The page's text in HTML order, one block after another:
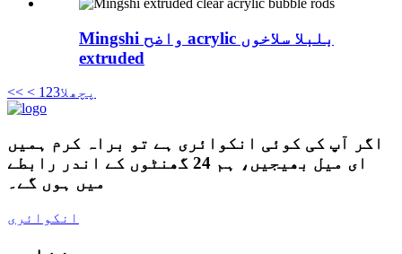
Mingshi واضح acrylic بلبلا سلاخوں
extruded
<< < پچھلا 1 23
اگر آپ کی کوئی انکوائری ہے تو براہ کرم ہمیں
ای میل بھیجیں، ہم 24 گھنٹوں کے اندر رابطے
میں ہوں گے۔
انکوائری